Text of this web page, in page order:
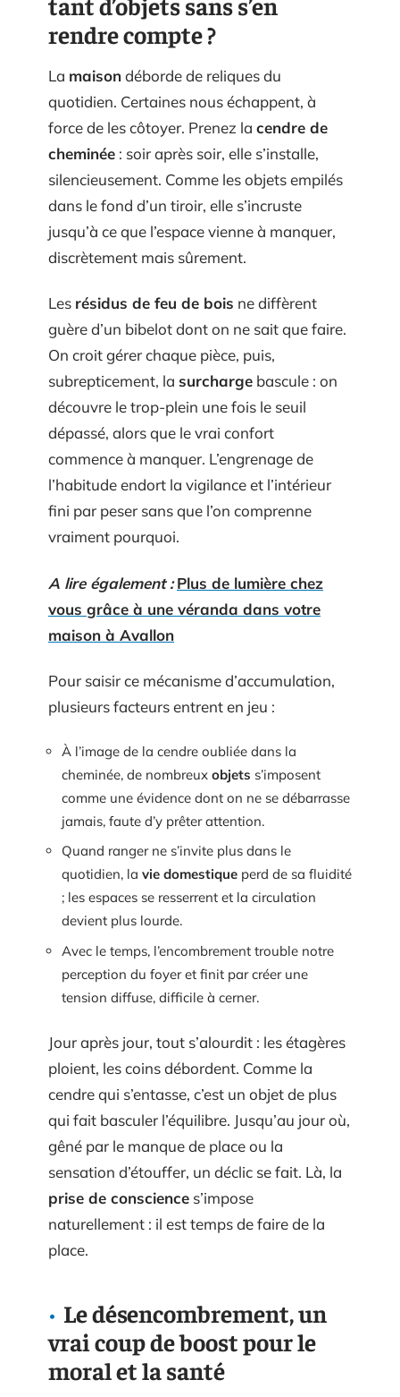
rendre compte ?
La maisondéborde de reliques du
quotidien. Certaines nous échappent, à
force de les côtoyer. Prenez la cendre de
cheminée : soir après soir, elle s’installe,
silencieusement. Comme les objets empilés
dans le fond d’un tiroir, elle s’incruste
jusqu’à ce que l’espace vienne à manquer,
discrètement mais sûrement.
Les résidus de feu de bois ne diffèrent
guère d’un bibelot dont on ne sait que faire.
On croit gérer chaque pièce, puis,
subrepticement, la surcharge bascule : on
découvre le trop-plein une fois le seuil
dépassé, alors que le vrai confort
commence à manquer. L’engrenage de
l’habitude endort la vigilance et l’intérieur
fini par peser sans que l’on comprenne
vraiment pourquoi.
A lire également : Plus de lumière chez
vous grâce à une véranda dans votre
maison à Avallon
Pour saisir ce mécanisme d’accumulation,
plusieurs facteurs entrent en jeu :
À l’image de la cendre oubliée dans la
cheminée, de nombreux objets s’imposent
comme une évidence dont on ne se débarrasse
jamais, faute d’y prêter attention.
Quand ranger ne s’invite plus dans le
quotidien, la vie domestique perd de sa fluidité
; les espaces se resserrent et la circulation
devient plus lourde.
Avec le temps, l’encombrement trouble notre
perception du foyer et finit par créer une
tension diffuse, difficile à cerner.
Jour après jour, tout s’alourdit : les étagères
ploient, les coins débordent. Comme la
cendre qui s’entasse, c’est un objet de plus
qui fait basculer l’équilibre. Jusqu’au jour où,
gêné par le manque de place ou la
sensation d’étouffer, un déclic se fait. Là, la
prise de conscience s’impose
naturellement : il est temps de faire de la
place.
Le désencombrement, un
vrai coup de boost pour le
moral et la santé